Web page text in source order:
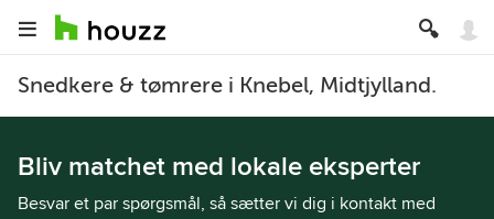
Snedkere & tømrere i Knebel, Midtjylland.
Bliv matchet med lokale eksperter
Besvar et par spørgsmål, så sætter vi dig i kontakt med